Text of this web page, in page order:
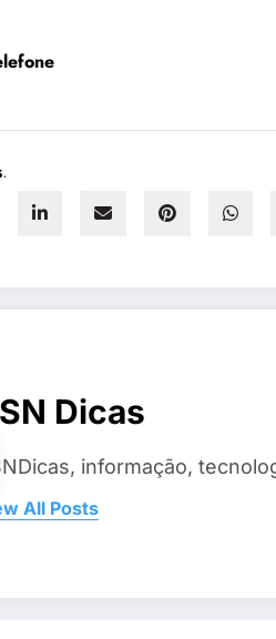
.
Dicas
informação,
All Posts